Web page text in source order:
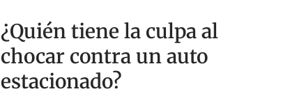
¿Quién tiene la culpa al
chocar contra un auto
estacionado?